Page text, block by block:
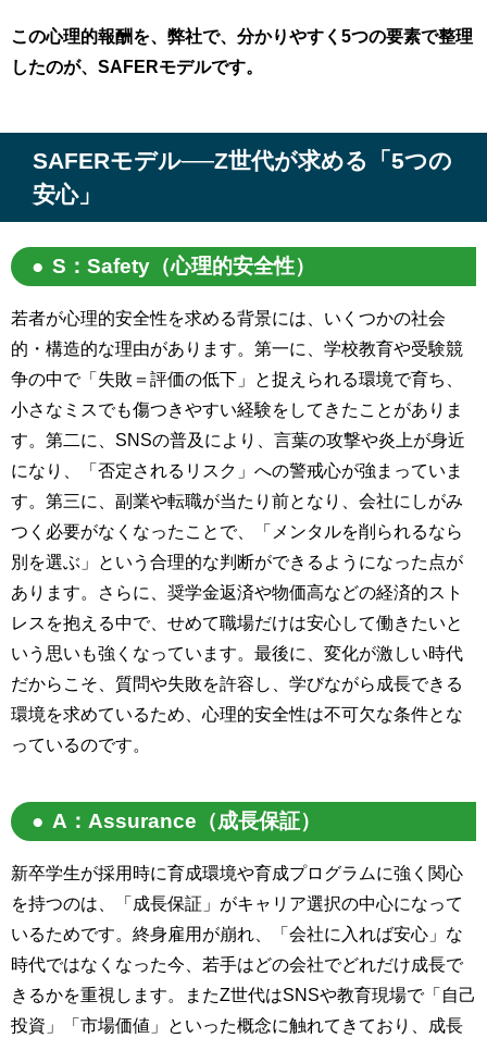
この心理的報酬を、弊社で、分かりやすく5つの要素で整理
したのが、SAFERモデルです。
SAFERモデル──Z世代が求める「5つの
安心」
S：Safety（心理的安全性）
若者が心理的安全性を求める背景には、いくつかの社会
的・構造的な理由があります。第一に、学校教育や受験競
争の中で「失敗＝評価の低下」と捉えられる環境で育ち、
小さなミスでも傷つきやすい経験をしてきたことがありま
す。第二に、SNSの普及により、言葉の攻撃や炎上が身近
になり、「否定されるリスク」への警戒心が強まっていま
す。第三に、副業や転職が当たり前となり、会社にしがみ
つく必要がなくなったことで、「メンタルを削られるなら
別を選ぶ」という合理的な判断ができるようになった点が
あります。さらに、奨学金返済や物価高などの経済的スト
レスを抱える中で、せめて職場だけは安心して働きたいと
いう思いも強くなっています。最後に、変化が激しい時代
だからこそ、質問や失敗を許容し、学びながら成長できる
環境を求めているため、心理的安全性は不可欠な条件とな
っているのです。
A：Assurance（成長保証）
新卒学生が採用時に育成環境や育成プログラムに強く関心
を持つのは、「成長保証」がキャリア選択の中心になって
いるためです。終身雇用が崩れ、「会社に入れば安心」な
時代ではなくなった今、若手はどの会社でどれだけ成長で
きるかを重視します。またZ世代はSNSや教育現場で「自己
投資」「市場価値」といった概念に触れてきており、成長